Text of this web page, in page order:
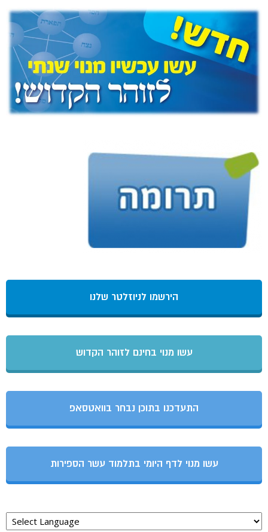
הירשמו לניוזלטר שלנו
עשו מנוי בחינם לזוהר הקדוש
התעדכנו בתוכן נבחר בוואטסאפ
עשו מנוי לדף היומי בתלמוד עשר הספירות